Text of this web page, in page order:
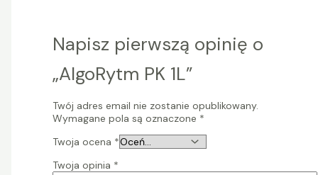
Napisz pierwszą opinię o
„AlgoRytm PK 1L”
Twój adres email nie zostanie opublikowany.
Wymagane pola są oznaczone *
Twoja ocena *
Twoja opinia *